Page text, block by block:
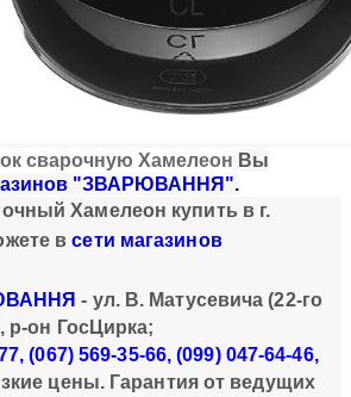
сварочную Хамелеон Вы
"ЗВАРЮВАННЯ".
Хамелеон купить в г.
в сети магазинов
- ул. В. Матусевича (22-го
р-он ГосЦирка;
(067) 569-35-66, (099) 047-64-46,
цены. Гарантия от ведущих